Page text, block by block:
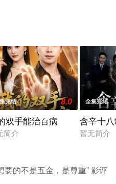
完结 8.0
双手能治百病
简介
全集完结
含辛十
暂无简介
要的不是五金，是尊重” 影评